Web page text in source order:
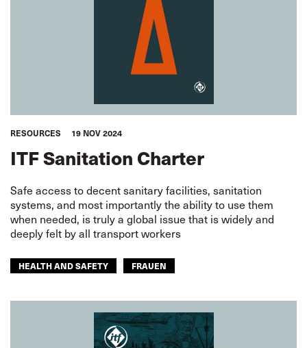
RESOURCES 19 NOV 2024
ITF Sanitation Charter
Safe access to decent sanitary facilities, sanitation
systems, and most importantly the ability to use them
when needed, is truly a global issue that is widely and
deeply felt by all transport workers
HEALTH AND SAFETY FRAUEN